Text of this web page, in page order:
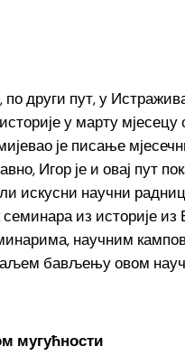
други пут, у
у марту
је писање
Игор је и овај пут
искусни научни
из историје
научним
бављењу овом
мугућности